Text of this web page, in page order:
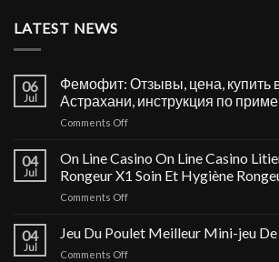
LATEST NEWS
06
Jul
Фемофит: Отзывы, цена, купить
Астрахани, инструкция по
Comments Offon
Отзывы,
купить
в
и
04
Jul
On Line Casino On Line Casino
Rongeur X1 Soin Et Hygiène
Comments Offon
Line
04
Jul
Jeu Du Poulet Meilleur Mini-jeu De
Comments Offon